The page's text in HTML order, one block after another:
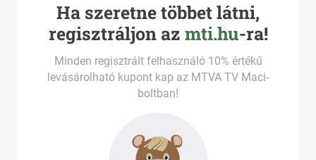
Ha szeretne többet látni,
regisztráljon az mti.hu-ra!
Minden regisztrált felhasználó 10% értékű
levásárolható kupont kap az MTVA TV Maci-
boltban!